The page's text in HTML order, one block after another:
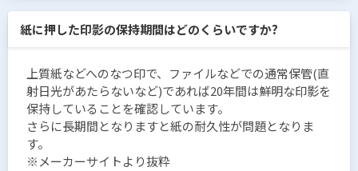
紙に押した印影の保持期間はどのくらいですか?
上質紙などへのなつ印で、ファイルなどでの通常保管(直
射日光があたらないなど)であれば20年間は鮮明な印影を
保持していることを確認しています。
さらに長期間となりますと紙の耐久性が問題となりま
す。
※メーカーサイトより抜粋